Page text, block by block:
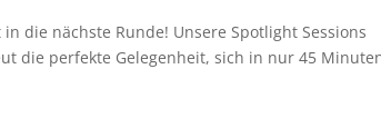
die nächste Runde! Unsere Spotlight Sessions
die perfekte Gelegenheit, sich in nur 45